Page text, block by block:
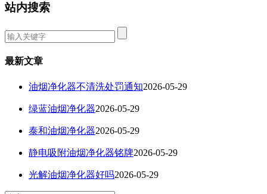
站内搜索
最新文章
油烟净化器不清洗处罚通知2026-05-29
绿蓝油烟净化器2026-05-29
泰和油烟净化器2026-05-29
静电吸附油烟净化器铭牌2026-05-29
光解油烟净化器好吗2026-05-29